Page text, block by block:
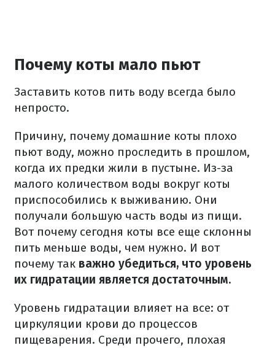
Почему коты мало пьют
Заставить котов пить воду всегда было
непросто.
Причину, почему домашние коты плохо
пьют воду, можно проследить в прошлом,
когда их предки жили в пустыне. Из-за
малого количеством воды вокруг коты
приспособились к выживанию. Они
получали большую часть воды из пищи.
Вот почему сегодня коты все еще склонны
пить меньше воды, чем нужно. И вот
почему так важно убедиться, что уровень
их гидратации является достаточным​.
Уровень гидратации влияет на все: от
циркуляции крови до процессов
пищеварения. Среди прочего, плохая